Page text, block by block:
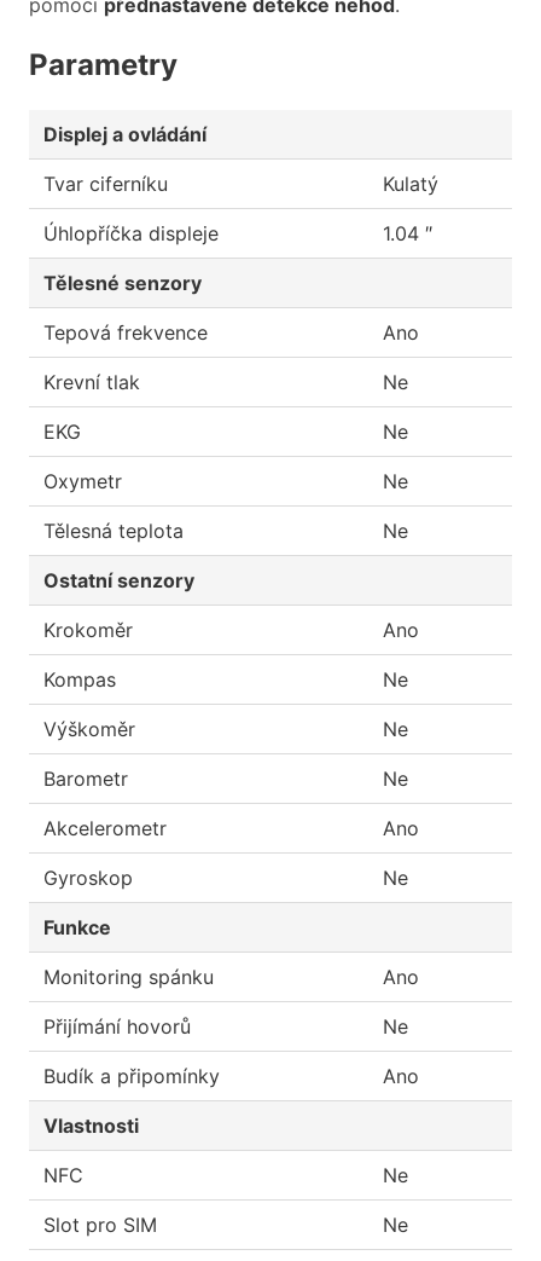
pomoci přednastavené detekce nehod .
Parametry
Displej a ovládání
Tvar ciferníku Kulatý
Úhlopříčka displeje 1.04 ″
Tělesné senzory
Tepová frekvence Ano
Krevní tlak Ne
EKG Ne
Oxymetr Ne
Tělesná teplota Ne
Ostatní senzory
Krokoměr Ano
Kompas Ne
Výškoměr Ne
Barometr Ne
Akcelerometr Ano
Gyroskop Ne
Funkce
Monitoring spánku Ano
Přijímání hovorů Ne
Budík a připomínky Ano
Vlastnosti
NFC Ne
Slot pro SIM Ne